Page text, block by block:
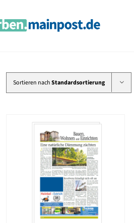
Sortieren nachStandardsortierung